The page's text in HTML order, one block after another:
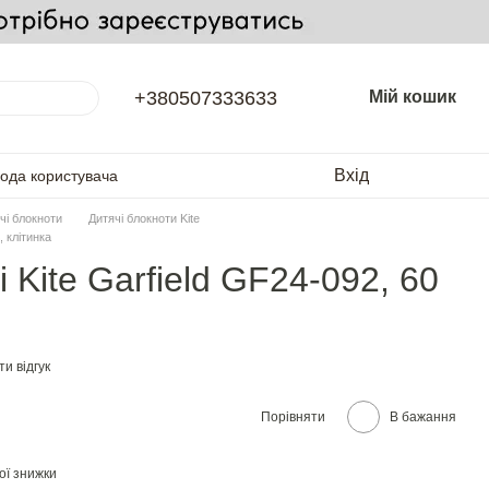
+380507333633 Мій кошик
користувача
Вхід
блокноти
Дитячі блокноти Kite
Kite Garfield GF24-092, 60
відгук
Порівняти В бажання
знижки